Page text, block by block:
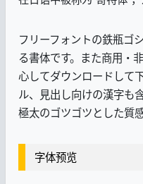
フリーフォントの鉄瓶ゴ
る書体です。 また商用・
心してダウンロードして
ル、見出し向けの漢字も
極太のゴツゴツとした質
字体预览